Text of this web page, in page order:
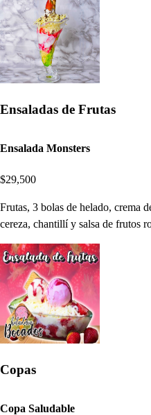
Ensaladas de Frutas
Ensalada Monsters
$29,500
Frutas, 3 bolas de helado, crema
cereza, chantillí y salsa de frutos
Copas
Copa Saludable